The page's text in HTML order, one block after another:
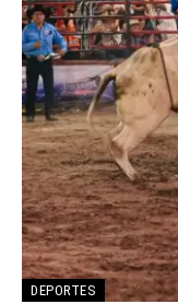
DEPORTES